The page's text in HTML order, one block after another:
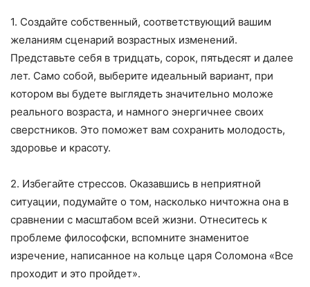
1. Создайте собственный, соответствующий вашим
желаниям сценарий возрастных изменений.
Представьте себя в тридцать, сорок, пятьдесят и далее
лет. Само собой, выберите идеальный вариант, при
котором вы будете выглядеть значительно моложе
реального возраста, и намного энергичнее своих
сверстников. Это поможет вам сохранить молодость,
здоровье и красоту.
2. Избегайте стрессов. Оказавшись в неприятной
ситуации, подумайте о том, насколько ничтожна она в
сравнении с масштабом всей жизни. Отнеситесь к
проблеме философски, вспомните знаменитое
изречение, написанное на кольце царя Соломона «Все
проходит и это пройдет».